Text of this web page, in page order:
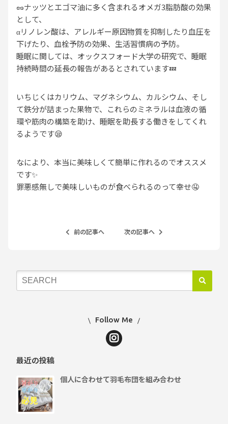
🥜ナッツとエゴマ油に多く含まれるオメガ3脂肪酸の効果
として、
αリノレン酸は、アレルギー原因物質を抑制したり血圧を
下げたり、血栓予防の効果、生活習慣病の予防。
睡眠に関しては、オックスフォード大学の研究で、睡眠
持続時間の延長の報告があるとされています💤
いちじくはカリウム、マグネシウム、カルシウム、そし
て鉄分が詰まった果物で、これらのミネラルは血液の循
環や筋肉の構築を助け、睡眠を助長する働きをしてくれ
るようです😪
なにより、本当に美味しくて簡単に作れるのでオススメ
です✨
罪悪感無しで美味しいものが食べられるのって幸せ🤤
前の記事へ 次の記事へ
Follow Me
最近の投稿
個人に合わせて羽毛布団を組み合わせ